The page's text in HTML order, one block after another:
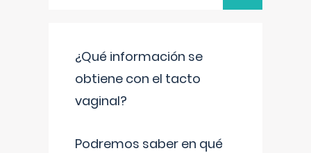
¿Qué información se
obtiene con el tacto
vaginal?
Podremos saber en qué